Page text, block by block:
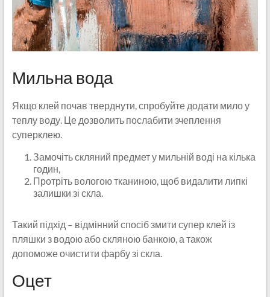
Мильна вода
Якщо клей почав тверднути, спробуйте додати мило у
теплу воду. Це дозволить послабити зчеплення
суперклею.
Замочіть скляний предмет у мильній воді на кілька
годин,
Протріть вологою тканиною, щоб видалити липкі
залишки зі скла.
Такий підхід – відмінний спосіб змити супер клей із
пляшки з водою або скляною банкою, а також
допоможе очистити фарбу зі скла.
Оцет